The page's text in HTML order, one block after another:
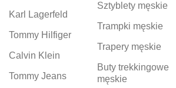
Karl Lagerfeld
Tommy Hilfiger
Calvin Klein
Tommy Jeans
Sztyblety męskie
Trampki męskie
Trapery męskie
Buty trekkingowe
męskie